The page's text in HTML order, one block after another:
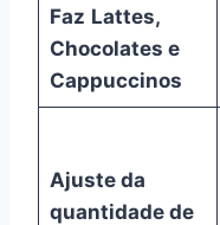
Faz Lattes,
Chocolates e
Cappuccinos
Ajuste da
quantidade de